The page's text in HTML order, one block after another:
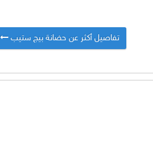
تفاصيل أكثر عن حضانة بيج ستيب